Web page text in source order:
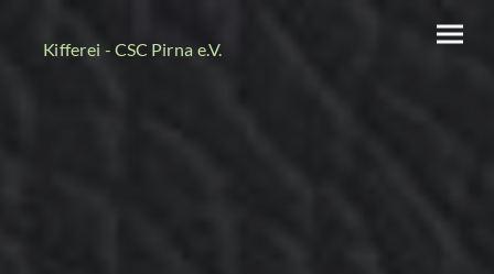
Kifferei - CSC Pirna e.V.